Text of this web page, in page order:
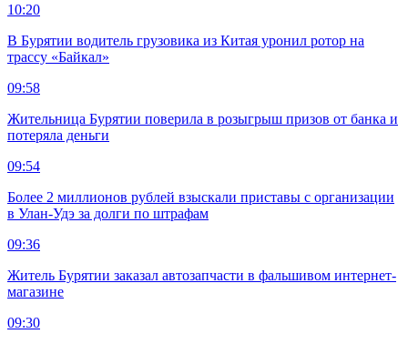
10:20
В Бурятии водитель грузовика из Китая уронил ротор на
трассу «Байкал»
09:58
Жительница Бурятии поверила в розыгрыш призов от банка и
потеряла деньги
09:54
Более 2 миллионов рублей взыскали приставы с организации
в Улан-Удэ за долги по штрафам
09:36
Житель Бурятии заказал автозапчасти в фальшивом интернет-
магазине
09:30